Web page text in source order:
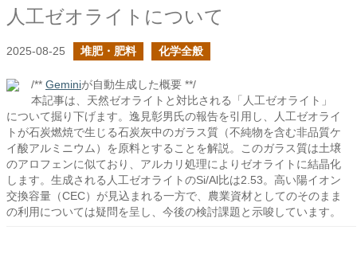
人工ゼオライトについて
2025-08-25 堆肥・肥料 化学全般
/** Geminiが自動生成した概要 **/
本記事は、天然ゼオライトと対比される「人工ゼオライト」
について掘り下げます。逸見彰男氏の報告を引用し、人工ゼオライ
トが石炭燃焼で生じる石炭灰中のガラス質（不純物を含む非品質ケ
イ酸アルミニウム）を原料とすることを解説。このガラス質は土壌
のアロフェンに似ており、アルカリ処理によりゼオライトに結晶化
します。生成される人工ゼオライトのSi/Al比は2.53。高い陽イオン
交換容量（CEC）が見込まれる一方で、農業資材としてのそのまま
の利用については疑問を呈し、今後の検討課題と示唆しています。